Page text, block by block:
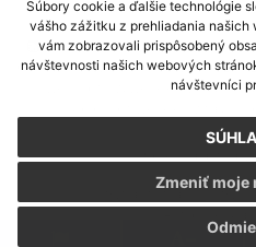
Súbory cookie a ďalšie technológie
vášho zážitku z prehliadania našich
vám zobrazovali prispôsobený
návštevnosti našich webových
návštevníci
Zmeniť moje
využite možnosť získavania
CMS systém (redakčný) systém
webex.digital, s.r.o.
Posledná
Vytlačiť stránku|